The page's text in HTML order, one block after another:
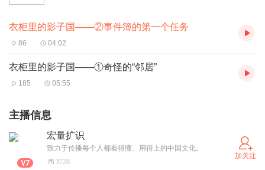
衣柜里的影子国——②事件簿的第一个任务
86 04:02
衣柜里的影子国——①奇怪的“邻居”
185 05:55
主播信息
宏量扩识
致力于传播每个人都看得懂、用得上的中国文化。
3728
加关注